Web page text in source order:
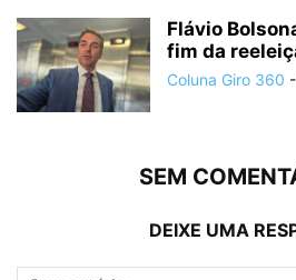
Flávio
fim da
Coluna Giro 360 -
SEM
DEIXE UMA